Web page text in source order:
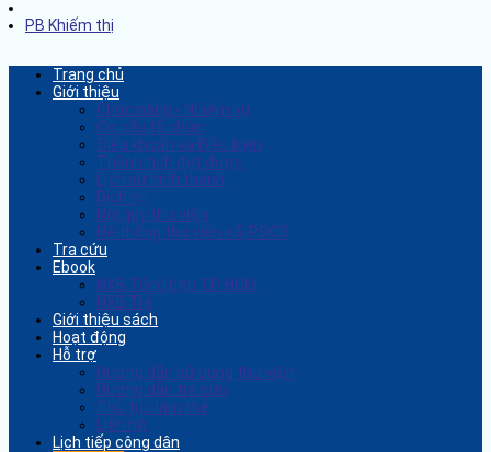
PB Khiếm thị
Trang chủ
Giới thiệu
Chức năng - Nhiệm vụ
Cơ cấu tổ chức
Điều khoản và Điều kiện
Thành tích đạt được
Lịch sử hình thành
Dịch vụ
Nội quy thư viện
Hệ thống thư viện xã, PĐCS
Tra cứu
Ebook
NXB Tổng hợp TP. HCM
NXB Trẻ
Giới thiệu sách
Hoạt động
Hỗ trợ
Hướng dẫn sử dụng thư viện
Hướng dẫn tra cứu
Thủ tục làm thẻ
Liên hệ
Lịch tiếp công dân